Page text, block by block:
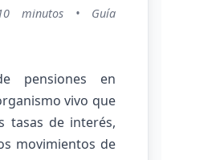
minutos • Guía
pensiones en
vivo que
tasas de interés,
movimientos de